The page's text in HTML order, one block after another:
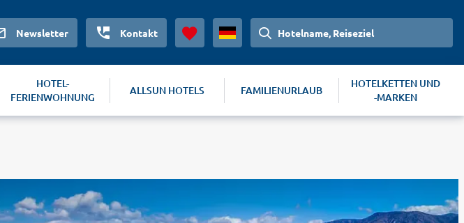
Newsletter Kontakt Hotelname, Reiseziel
HOTEL-
FERIENWOHNUNG
ALLSUN HOTELS FAMILIENURLAUB
HOTELKETTEN UND
-MARKEN